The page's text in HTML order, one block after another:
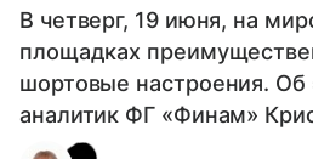
В четверг, 19 июня, на
площадках
шортовые настроения. Об
аналитик ФГ «Финам»